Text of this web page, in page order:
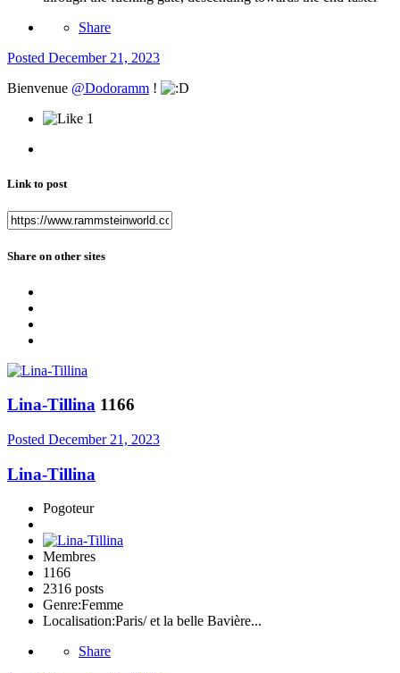
Share
Posted December 21, 2023
Bienvenue @Dodoramm !
1
Link to post
Share on other sites
Lina-Tillina 1166
Posted December 21, 2023
Lina-Tillina
Pogoteur
Membres
1166
2316 posts
Genre:Femme
Localisation:Paris/ et la belle Bavière...
Share